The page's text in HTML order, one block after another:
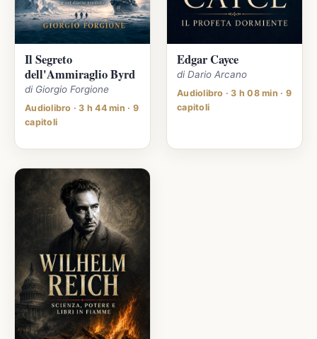
Il Segreto
dell'Ammiraglio Byrd
di Giorgio Forgione
Audiolibro · 3 h 44 min · 9
capitoli
Edgar Cayce
di Dario Arcano
Audiolibro · 3 h 08 min · 9
capitoli